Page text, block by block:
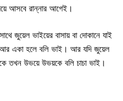
আসবে রান্নার আগেই।
জুয়েল ভাইয়ের বাসায় বা দোকানে যাই
একা হলে বলি ভাই। আর যদি জুয়েল
তখন উভয়ে উভয়কে বলি চাচা ভাই।